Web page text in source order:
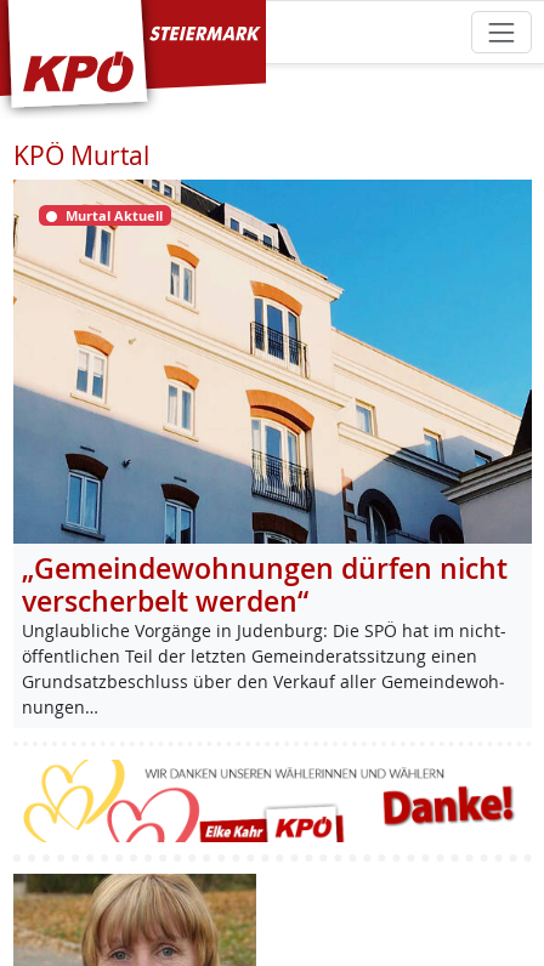
KPÖ Steiermark
KPÖ Murtal
Murtal Aktuell
„Gemeindewohnungen dürfen nicht
verscherbelt werden“
Un­glaub­li­che Vor­gän­ge in Ju­den­burg: Die SPÖ hat im nicht-
öf­f­ent­li­chen Teil der letz­ten Ge­mein­de­rats­sit­zung ei­nen
Grund­satz­be­schluss über den Ver­kauf al­ler Ge­mein­de­woh­
nun­gen…